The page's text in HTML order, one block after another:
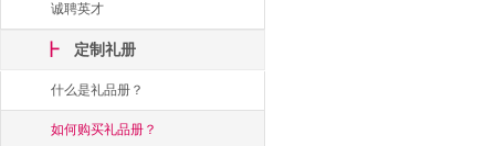
诚聘英才
┣定制礼册
什么是礼品册？
如何购买礼品册？